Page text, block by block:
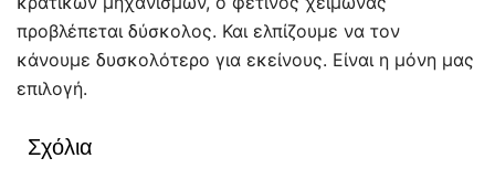
προβλέπεται δύσκολος. Και ελπίζουμε να τον
κάνουμε δυσκολότερο για εκείνους. Είναι η μόνη μας
επιλογή.
Σχόλια